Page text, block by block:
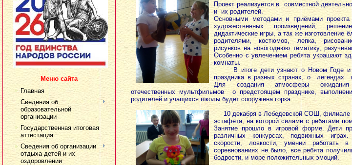
Меню сайта
Главная
Сведения об
образовательной
организации
Государственная итоговая
аттестация
Сведения об организации
отдыха детей и их
оздоровлении
Проект реализуется в совместной
и их родителей.
Основными методами и приёмами
художественных произведений,
дидактические игры, а так же изготовление
родителями, костюмов, лепка,
рисунков на новогоднюю тематику,
Особенно с увлечением ребята украшают
комнаты.
В итоге дети узнают о Новом Годе и о
праздника в разных странах, о легендах
Для создания атмосферы ожидания
отечественных мультфильмов о предстоящем празднике,
родителей и учащихся школы будет сооружена горка.
10 декабря в Лебедевской СОШ, филиале
эстафета, на которой силами с ребятами
Занятие прошло в игровой форме. Дети
различных конкурсах, подвижных
скорости, ловкости, умении работать
соревнованиях не было, все ребята
бодрости, и море положительных эмоций.